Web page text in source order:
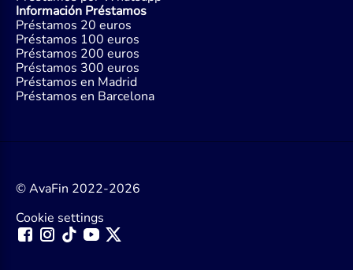
Información Préstamos
Préstamos 20 euros
Préstamos 100 euros
Préstamos 200 euros
Préstamos 300 euros
Préstamos en Madrid
Préstamos en Barcelona
© AvaFin 2022-2026
Cookie settings